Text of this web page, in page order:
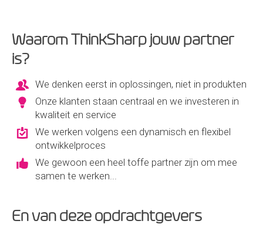
Waarom ThinkSharp jouw partner
is?
We denken eerst in oplossingen, niet in produkten
Onze klanten staan centraal en we investeren in
kwaliteit en service
We werken volgens een dynamisch en flexibel
ontwikkelproces
We gewoon een heel toffe partner zijn om mee
samen te werken...
En van deze opdrachtgevers